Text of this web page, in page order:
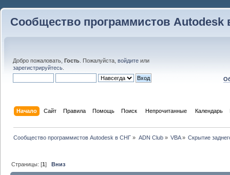
Сообщество программистов Autodesk
Добро пожаловать, Гость . Пожалуйста, войдите или
зарегистрируйтесь
Начало Сайт Правила Помощь Поиск Непрочитанные Календарь
Сообщество программистов Autodesk в СНГ » ADN Club» VBA» Скрытие
Страницы: [1]Вниз